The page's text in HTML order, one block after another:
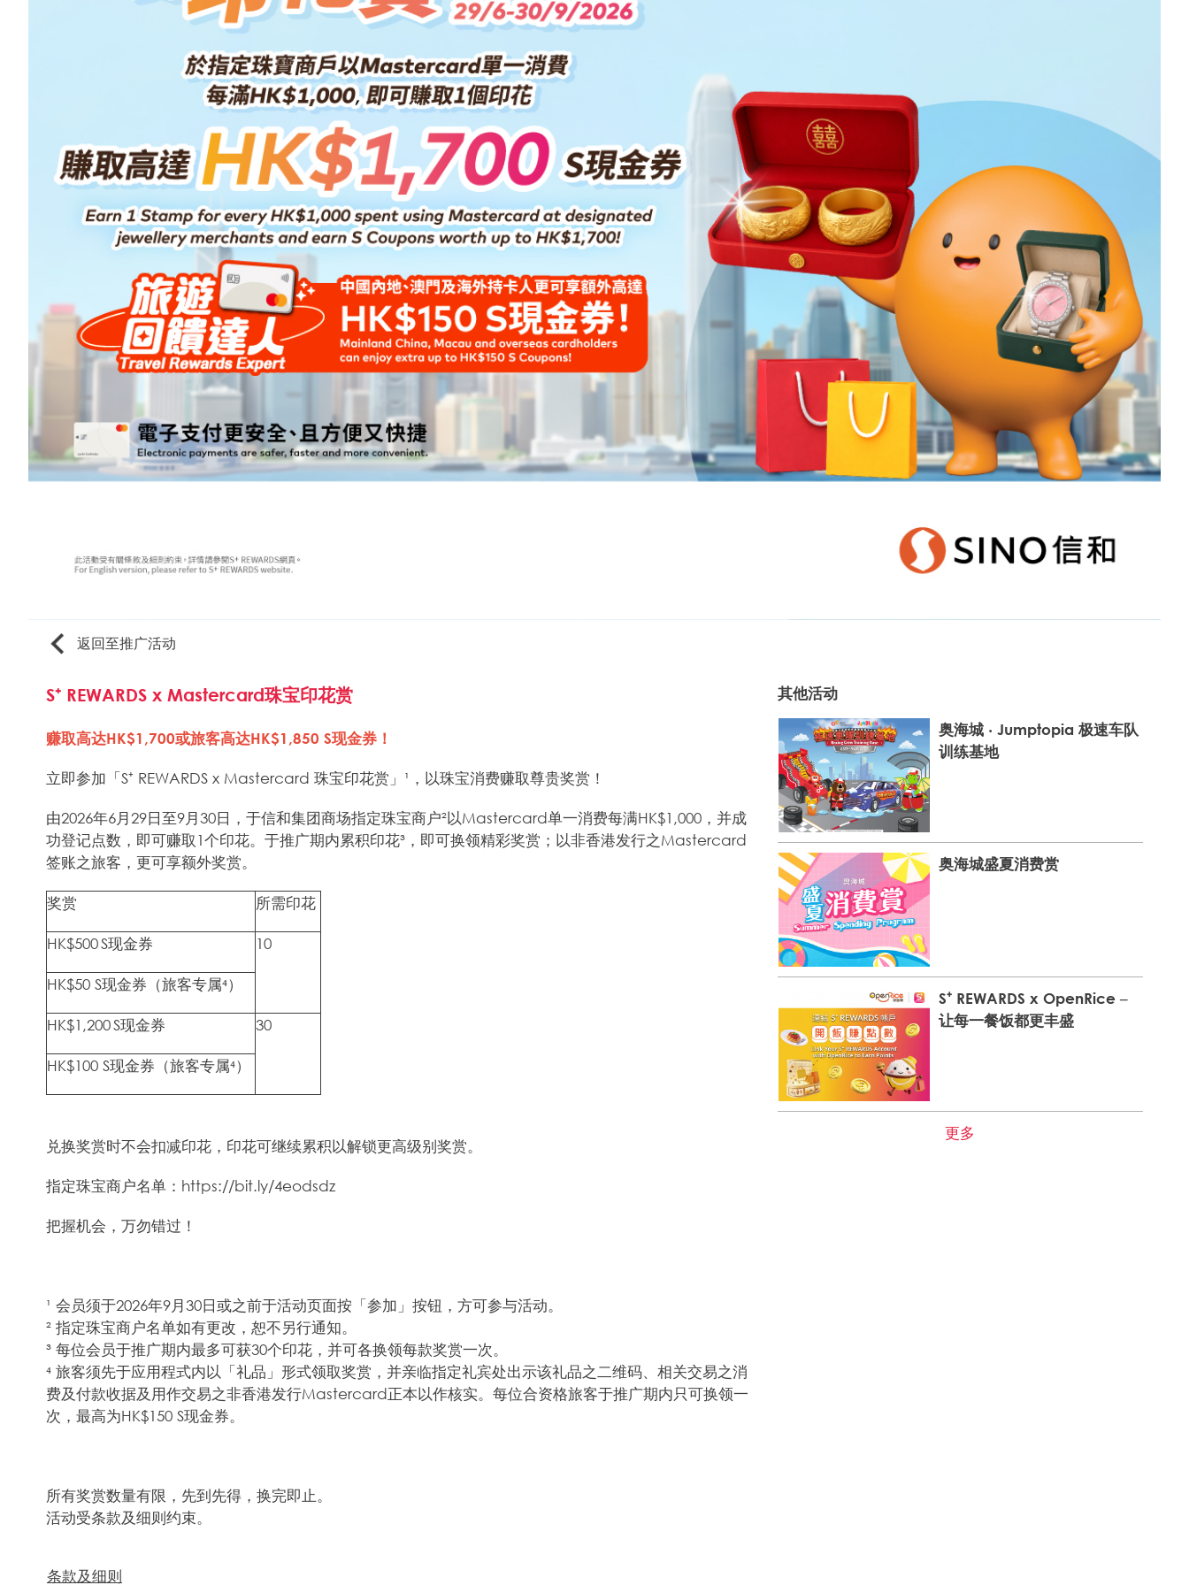
返回至推广活动
S⁺ REWARDS x Mastercard珠宝印花赏
赚取高达HK$1,700或旅客高达HK$1,850 S现金券！
立即参加「S⁺ REWARDS x Mastercard 珠宝印花赏」¹，以珠宝消费赚取尊贵奖赏！
由2026年6月29日至9月30日，于信和集团商场指定珠宝商户²以Mastercard单一消费每满HK$1,000，并成
功登记点数，即可赚取1个印花。于推广期内累积印花³，即可换领精彩奖赏；以非香港发行之Mastercard
签账之旅客，更可享额外奖赏。
奖赏​ 所需印花
HK$500 S现金券 10
HK$50 S现金券（旅客专属⁴）
HK$1,200 S现金券 30
HK$100 S现金券（旅客专属⁴）
兑换奖赏时不会扣减印花，印花可继续累积以解锁更高级别奖赏。
指定珠宝商户名单：https://bit.ly/4eodsdz
把握机会，万勿错过！
¹ 会员须于2026年9月30日或之前于活动页面按「参加」按钮，方可参与活动。
² 指定珠宝商户名单如有更改，恕不另行通知。
³ 每位会员于推广期内最多可获30个印花，并可各换领每款奖赏一次。
⁴ 旅客须先于应用程式内以「礼品」形式领取奖赏，并亲临指定礼宾处出示该礼品之二维码、相关交易之消
费及付款收据及用作交易之非香港发行Mastercard正本以作核实。每位合资格旅客于推广期内只可换领一
次，最高为HK$150 S现金券。
所有奖赏数量有限，先到先得，换完即止。
活动受条款及细则约束。
条款及细则
其他活动
奥海城 ‧ Jumptopia 极速车队
训练基地
奥海城盛夏消费赏
S⁺ REWARDS x OpenRice –
让每一餐饭都更丰盛
更多